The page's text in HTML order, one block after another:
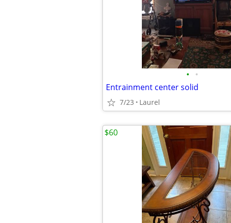
• •
Entrainment center solid
7/23 Laurel
$60